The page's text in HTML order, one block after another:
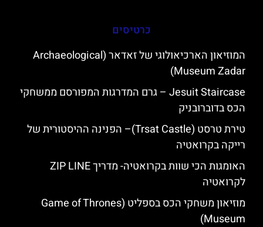
כרטיסים
המוזיאון הארכיאולוגי של זאדאר (Archaeological
Museum Zadar)
Jesuit Staircase – גרם המדרגות המפורסם ממשחקי
הכס בדוברובניק
טירת טרסט (Trsat Castle)– הפנינה ההיסטורית של
רייקה בקרואטיה
האומגות הכי שוות בקרואטיה- מדריך ZIP LINE
לקרואטיה
מוזיאון משחקי הכס בספליט (Game of Thrones
Museum)